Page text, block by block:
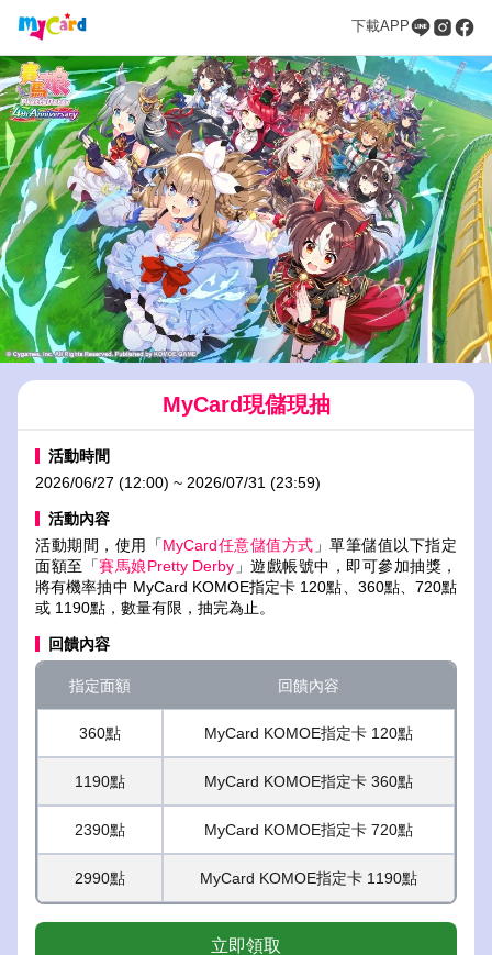
下載APP
MyCard現儲現抽
活動時間
2026/06/27 (12:00) ~ 2026/07/31 (23:59)
活動內容
活動期間，使用「MyCard任意儲值方式 」單筆儲值以下指定
面額至「賽馬娘Pretty Derby 」遊戲帳號中，即可參加抽獎，
將有機率抽中 MyCard KOMOE指定卡 120點、360點、720點
或 1190點，數量有限，抽完為止。
回饋內容
指定面額 回饋內容
360點 MyCard KOMOE指定卡 120點
1190點 MyCard KOMOE指定卡 360點
2390點 MyCard KOMOE指定卡 720點
2990點 MyCard KOMOE指定卡 1190點
立即領取